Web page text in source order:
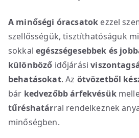
A minőségi óracsatok ezzel
szellősségük, tisztíthatóságuk
sokkalegészségesebbek és
különböző időjárási
behatásokat. Az ötvözetből
bár kedvezőbb árfekvésük
tűréshatárral rendelkeznek
minőségben.